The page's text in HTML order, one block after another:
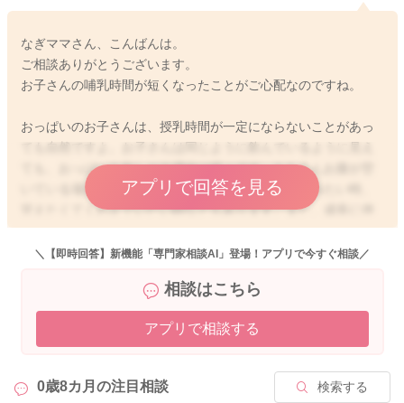
なぎママさん、こんばんは。
ご相談ありがとうございます。
お子さんの哺乳時間が短くなったことがご心配なのですね。
おっぱいのお子さんは、授乳時間が一定にならないことがあっ
ても自然ですよ。お子さんは同じように飲んでいるように見え
ても、おっぱいを欲しがる理由は様々です。もちろんお腹が空
いている場合もありますが、喉が渇いて少しだけ飲みたい時、
甘えたくてくわえていたい時などもあります。また、成長に伴
って周りの状況がよく分かってくると、遊び飲みを始めるお子
さんもいらっしゃいます。搾乳であまり量が取れないと、哺乳
のですが、お子さんは成長に伴って、おっぱいを効率よく飲め
るようにもなってきます。また、おっぱいもお子さんに吸われ
る刺激で湧いてくるものなので、必ずしも搾乳量と哺乳量が同
え方には個人差が大きいですが、目安としては、1日6回以上お
しっこがあり、1日10〜15gの体重増加があり、母子手帳の成長
アプリで回答を見る
＼【即時回答】新機能「専門家相談AI」登場！アプリで今すぐ相談／
相談はこちら
アプリで相談する
0歳8カ月の注目相談 検索する